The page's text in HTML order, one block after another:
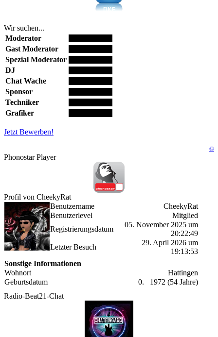
Wir suchen...
Moderator
Gast Moderator
Spezial Moderator
DJ
Chat Wache
Sponsor
Techniker
Grafiker
Jetzt Bewerben!
©
Phonostar Player
Profil von CheekyRat
Benutzername
CheekyRat
Benutzerlevel
Mitglied
Registrierungsdatum
05. November 2025 um
20:22:49
Letzter Besuch
29. April 2026 um
19:13:53
Sonstige Informationen
Wohnort
Hattingen
Geburtsdatum
0. 1972 (54 Jahre)
Radio-Beat21-Chat